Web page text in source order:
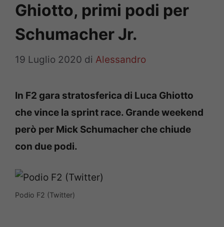
Ghiotto, primi podi per
Schumacher Jr.
19 Luglio 2020 di Alessandro
In F2 gara stratosferica di Luca Ghiotto
che vince la sprint race. Grande weekend
però per Mick Schumacher che chiude
con due podi.
Podio F2 (Twitter)